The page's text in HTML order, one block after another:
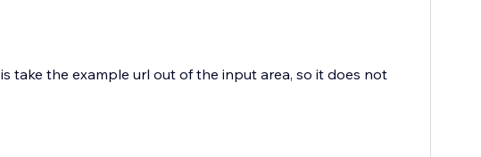
take the example url out of the input area, so it does not